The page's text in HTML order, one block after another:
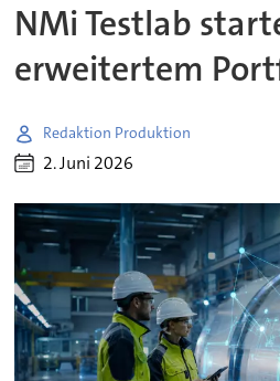
NMi Testlab
erweitertem
Redaktion Produktion
2. Juni 2026